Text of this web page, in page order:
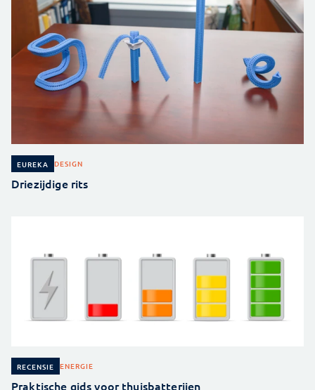
EUREKA DESIGN
Driezijdige rits
RECENSIE ENERGIE
Praktische gids voor thuisbatterijen